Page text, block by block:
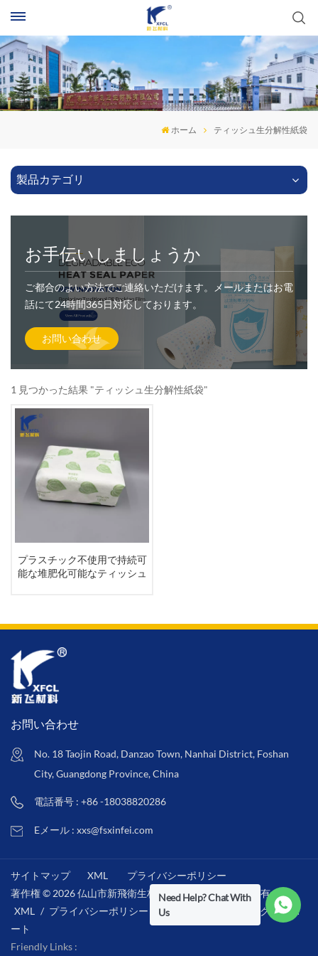
ホーム ティッシュ生分解性紙袋
製品カテゴリ
お手伝いしましょうか
ご都合のよい方法でご連絡いただけます。メールまたはお電
話にて24時間365日対応しております。
お問い合わせ
1 見つかった結果 "ティッシュ生分解性紙袋"
プラスチック不使用で持続可
能な堆肥化可能なティッシュ
お問い合わせ
No. 18 Taojin Road, Danzao Town, Nanhai District, Foshan
City, Guangdong Province, China
電話番号 : +86 -18038820286
Eメール : xxs@fsxinfei.com
サイトマップ XML
プライバシーポリシー
著作権 © 2026 仏山市新飛衛生材料株式会社 .全著作権所有 . /
XML / プライバシーポリシー /
IPv6ネットワークをサポ
ート
Friendly Links :
Need Help? Chat With
Us